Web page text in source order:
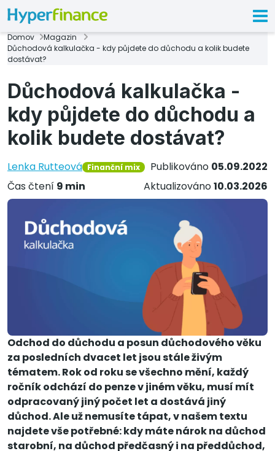
Domov
Magazin
Důchodová kalkulačka - kdy půjdete do důchodu a kolik budete
dostávat?
Důchodová kalkulačka -
kdy půjdete do důchodu a
kolik budete dostávat?
Lenka Rutteová Finanční mix Publikováno 05.09.2022
Čas čtení 9 min Aktualizováno10.03.2026
Odchod do důchodu a posun důchodového věku
za posledních dvacet let jsou stále živým
tématem. Rok od roku se všechno mění, každý
ročník odchází do penze v jiném věku, musí mít
odpracovaný jiný počet let a dostává jiný
důchod. Ale už nemusíte tápat, v našem textu
najdete vše potřebné: kdy máte nárok na důchod
starobní, na důchod předčasný i na předdůchod,